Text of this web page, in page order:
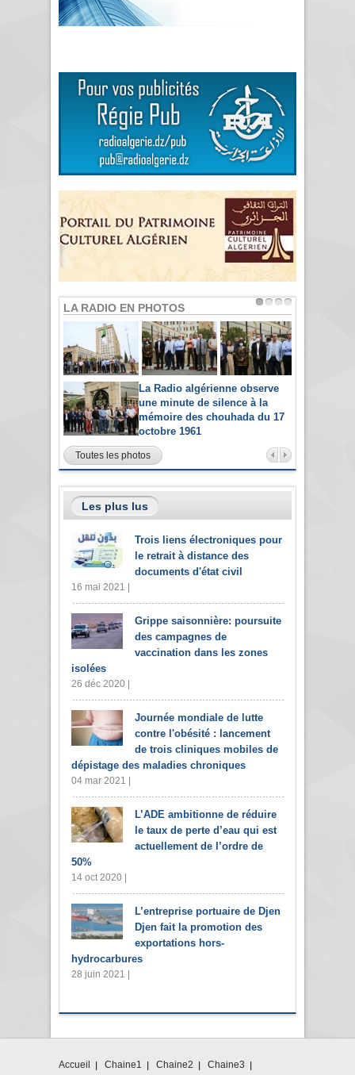
LA RADIO EN PHOTOS
La Radio algérienne observe
une minute de silence à la
mémoire des chouhada du 17
octobre 1961
Toutes les photos
Les plus lus
Trois liens électroniques pour
le retrait à distance des
documents d'état civil
16 mai 2021 |
Grippe saisonnière: poursuite
des campagnes de
vaccination dans les zones
isolées
26 déc 2020 |
Journée mondiale de lutte
contre l'obésité : lancement
de trois cliniques mobiles de
dépistage des maladies chroniques
04 mar 2021 |
L’ADE ambitionne de réduire
le taux de perte d’eau qui est
actuellement de l’ordre de
50%
14 oct 2020 |
L’entreprise portuaire de Djen
Djen fait la promotion des
exportations hors-
hydrocarbures
28 juin 2021 |
Accueil Chaine1 Chaine2 Chaine3